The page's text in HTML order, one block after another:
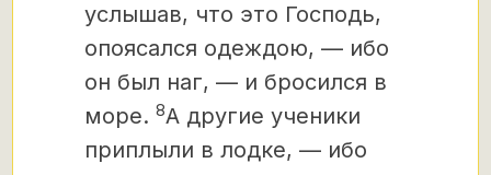
услышав, что это Господь,
опоясался одеждою, — ибо
он был наг, — и бросился в
море. 8А другие ученики
приплыли в лодке, — ибо